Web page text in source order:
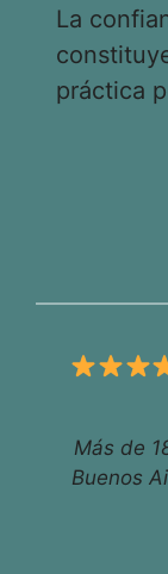
La
práctica
Más de
Buenos